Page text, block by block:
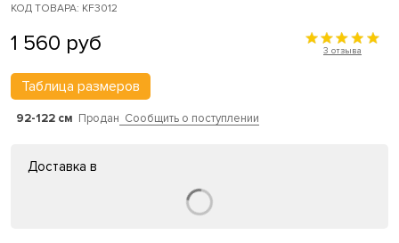
КОД ТОВАРА: KF3012
1 560 руб 3 отзыва
Таблица размеров
92-122 см Продан Сообщить о поступлении
Доставка в